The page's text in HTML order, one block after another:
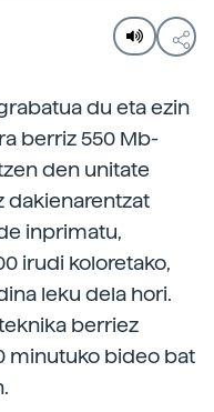
du eta ezin
berriz 550 Mb-
den unitate
dakienarentzat
inprimatu,
irudi koloretako,
leku dela hori.
berriez
minutuko bideo bat